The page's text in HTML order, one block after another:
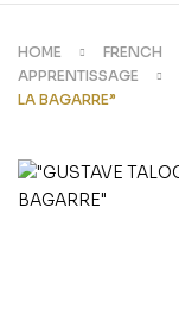
HOME FRENCH
APPRENTISSAGE
LA BAGARRE”